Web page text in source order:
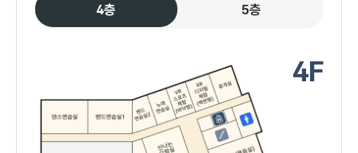
4층 5층
4F